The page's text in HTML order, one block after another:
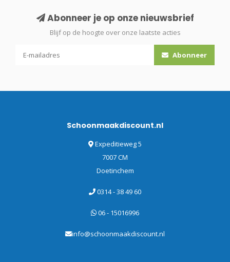
Abonneer je op onze nieuwsbrief
Blijf op de hoogte over onze laatste acties
Abonneer
Schoonmaakdiscount.nl
Expeditieweg 5
7007 CM
Doetinchem
0314 - 38 49 60
06 - 15016996
info@schoonmaakdiscount.nl